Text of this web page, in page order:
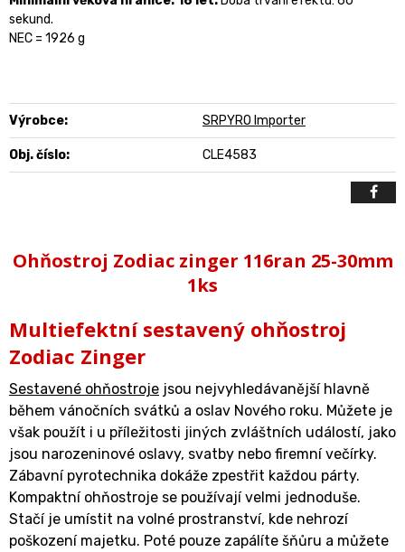
sekund.
NEC = 1926 g
Výrobce: SRPYRO Importer
Obj. číslo: CLE4583
Ohňostroj Zodiac zinger 116ran 25-30mm
1ks
Multiefektní sestavený ohňostroj
Zodiac Zinger
Sestavené ohňostroje jsou nejvyhledávanější hlavně
během vánočních svátků a oslav Nového roku. Můžete je
však použít i u příležitosti jiných zvláštních událostí, jako
jsou narozeninové oslavy, svatby nebo firemní večírky.
Zábavní pyrotechnika dokáže zpestřit každou párty.
Kompaktní ohňostroje se používají velmi jednoduše.
Stačí je umístit na volné prostranství, kde nehrozí
poškození majetku. Poté pouze zapálíte šňůru a můžete